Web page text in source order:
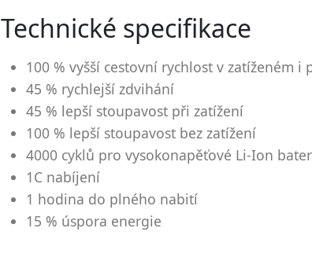
Technické specifikace
100 % vyšší cestovní rychlost v zatíženém i
45 % rychlejší zdvihání
45 % lepší stoupavost při zatížení
100 % lepší stoupavost bez zatížení
4000 cyklů pro vysokonapěťové Li-Ion
1C nabíjení
1 hodina do plného nabití
15 % úspora energie